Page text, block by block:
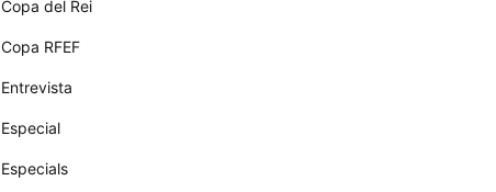
Copa del Rei
Copa RFEF
Entrevista
Especial
Especials